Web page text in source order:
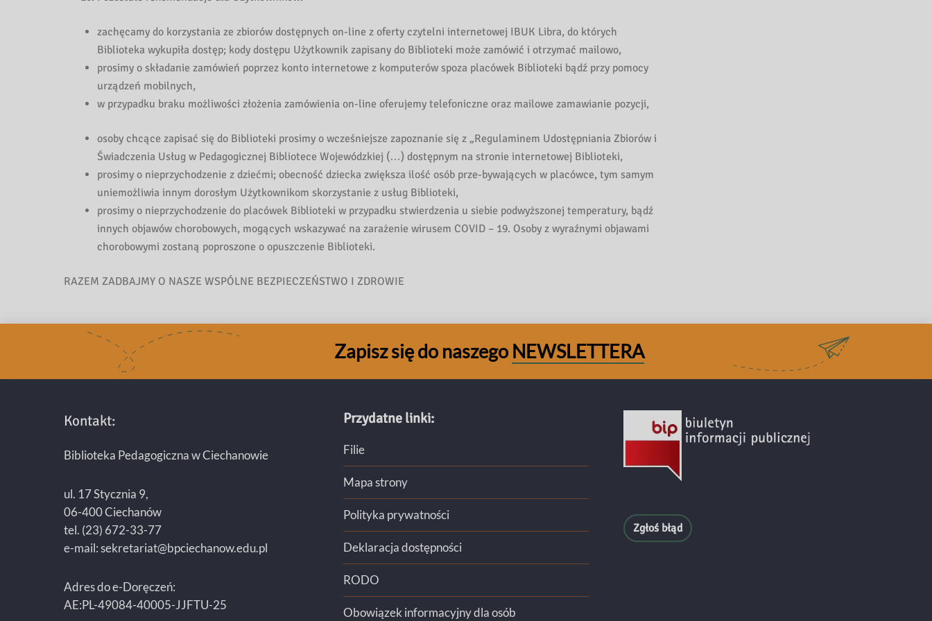
zachęcamy do korzystania ze zbiorów dostępnych on-line z oferty czytelni internetowej IBUK Libra, do których
Biblioteka wykupiła dostęp; kody dostępu Użytkownik zapisany do Biblioteki może zamówić i otrzymać mailowo,
prosimy o składanie zamówień poprzez konto internetowe z komputerów spoza placówek Biblioteki bądź przy pomocy
urządzeń mobilnych,
w przypadku braku możliwości złożenia zamówienia on-line oferujemy telefoniczne oraz mailowe zamawianie pozycji,
osoby chcące zapisać się do Biblioteki prosimy o wcześniejsze zapoznanie się z „Regulaminem Udostępniania Zbiorów i
Świadczenia Usług w Pedagogicznej Bibliotece Wojewódzkiej (…) dostępnym na stronie internetowej Biblioteki,
prosimy o nieprzychodzenie z dziećmi; obecność dziecka zwiększa ilość osób prze-bywających w placówce, tym samym
uniemożliwia innym dorosłym Użytkownikom skorzystanie z usług Biblioteki,
prosimy o nieprzychodzenie do placówek Biblioteki w przypadku stwierdzenia u siebie podwyższonej temperatury, bądź
innych objawów chorobowych, mogących wskazywać na zarażenie wirusem COVID – 19. Osoby z wyraźnymi objawami
chorobowymi zostaną poproszone o opuszczenie Biblioteki.
RAZEM ZADBAJMY O NASZE WSPÓLNE BEZPIECZEŃSTWO I ZDROWIE
Zapisz się do naszego NEWSLETTERA
Kontakt:
Biblioteka Pedagogiczna w Ciechanowie
ul. 17 Stycznia 9,
06-400 Ciechanów
tel. (23) 672-33-77
e-mail: sekretariat@bpciechanow.edu.pl
Adres do e-Doręczeń:
AE:PL-49084-40005-JJFTU-25
Przydatne linki:
Filie
Mapa strony
Polityka prywatności
Deklaracja dostępności
RODO
Obowiązek informacyjny dla osób
Zgłoś błąd